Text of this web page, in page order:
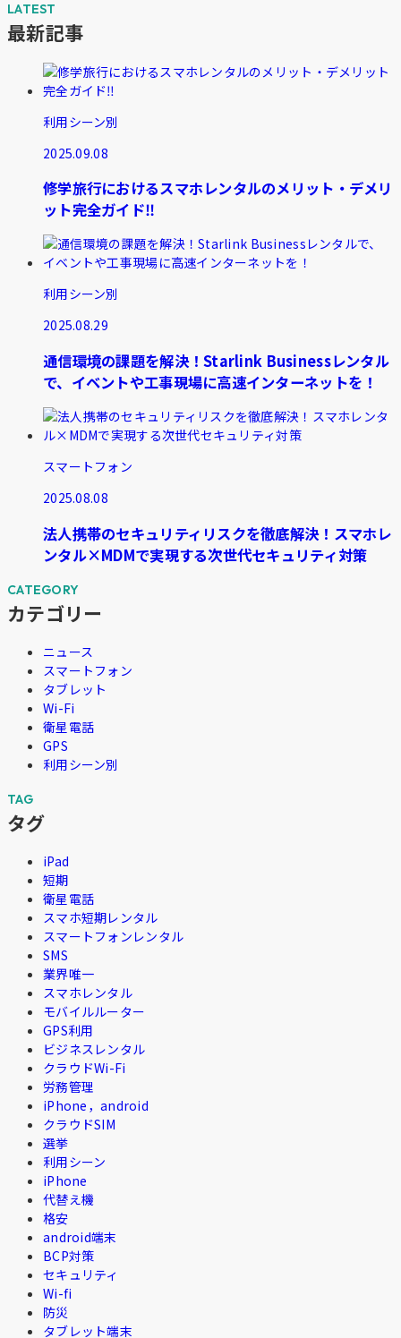
最新記事
利用シーン別
2025.09.08
修学旅行におけるスマホレンタルのメリット・デメリ
ット完全ガイド‼
利用シーン別
2025.08.29
通信環境の課題を解決！Starlink Businessレンタル
で、イベントや工事現場に高速インターネットを！
スマートフォン
2025.08.08
法人携帯のセキュリティリスクを徹底解決！スマホレ
ンタル×MDMで実現する次世代セキュリティ対策
カテゴリー
ニュース
スマートフォン
タブレット
Wi-Fi
衛星電話
GPS
利用シーン別
タグ
iPad
短期
衛星電話
スマホ短期レンタル
スマートフォンレンタル
SMS
業界唯一
スマホレンタル
モバイルルーター
GPS利用
ビジネスレンタル
クラウドWi-Fi
労務管理
iPhone，android
クラウドSIM
選挙
利用シーン
iPhone
代替え機
格安
android端末
BCP対策
セキュリティ
Wi-fi
防災
タブレット端末